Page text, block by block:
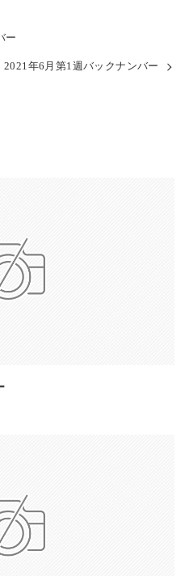
ー
2021年6月第1週バックナンバー